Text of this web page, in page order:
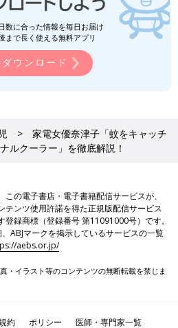
数に合った情報を毎日お届け
まで長く使える無料アプリ
ウンロード
家電女優奈津子「蚊をキャッチ
ルクーラー」を徹底解説！
この電子書店・電子書籍配信サービスが、
テンツ使用許諾を得た正規版配信サービス
登録商標（登録番号 第11091000号）です。
ABJマークを掲示しているサービスの一覧
aebs.or.jp/
・イラスト等のコンテンツの無断転載を禁じま
約 ポリシー 医師・専門家一覧